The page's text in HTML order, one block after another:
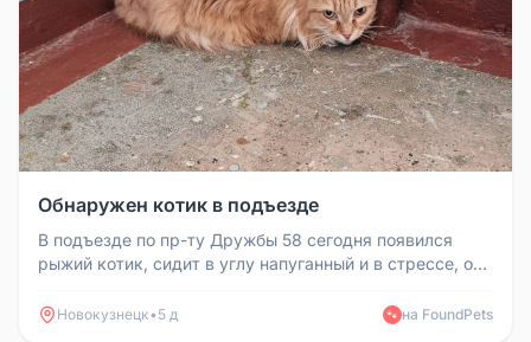
Обнаружен котик в подъезде
В подъезде по пр-ту Дружбы 58 сегодня появился
рыжий котик, сидит в углу напуганный и в стрессе, от
Новокузнецк• 5 д 🐾 на FoundPets